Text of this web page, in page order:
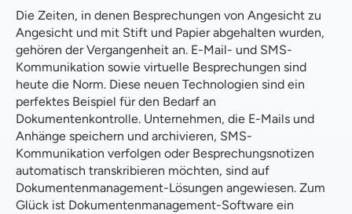
Die Zeiten, in denen Besprechungen von Angesicht zu
Angesicht und mit Stift und Papier abgehalten wurden,
gehören der Vergangenheit an. E-Mail- und SMS-
Kommunikation sowie virtuelle Besprechungen sind
heute die Norm. Diese neuen Technologien sind ein
perfektes Beispiel für den Bedarf an
Dokumentenkontrolle. Unternehmen, die E-Mails und
Anhänge speichern und archivieren, SMS-
Kommunikation verfolgen oder Besprechungsnotizen
automatisch transkribieren möchten, sind auf
Dokumentenmanagement-Lösungen angewiesen. Zum
Glück ist Dokumentenmanagement-Software ein